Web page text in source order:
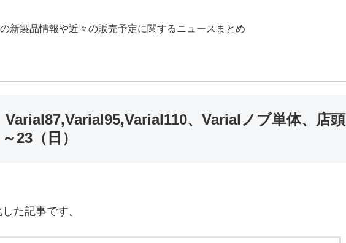
新製品情報や近々の販売予定に関するニュースまとめ
Varial87,Varial95,Varial110、Varialノブ単体、店頭
23（日）
た記事です。